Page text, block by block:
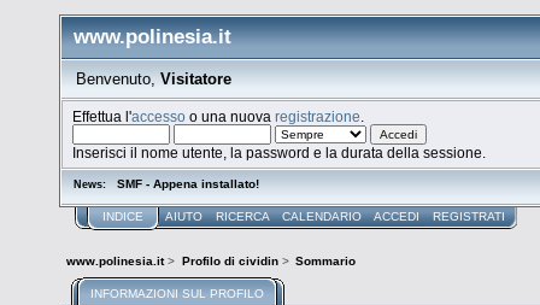
www.polinesia.it
Benvenuto, Visitatore
Effettua l'accesso o una nuovaregistrazione
Inserisci il nome utente, la password e la durata della sessione.
News: SMF - Appena installato!
INDICE AIUTO RICERCA CALENDARIO ACCEDI REGISTRATI
www.polinesia.it> Profilo di cividin> Sommario
INFORMAZIONI SUL PROFILO